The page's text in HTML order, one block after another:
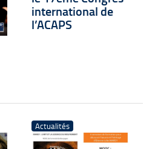
international de
l’ACAPS
Actualités